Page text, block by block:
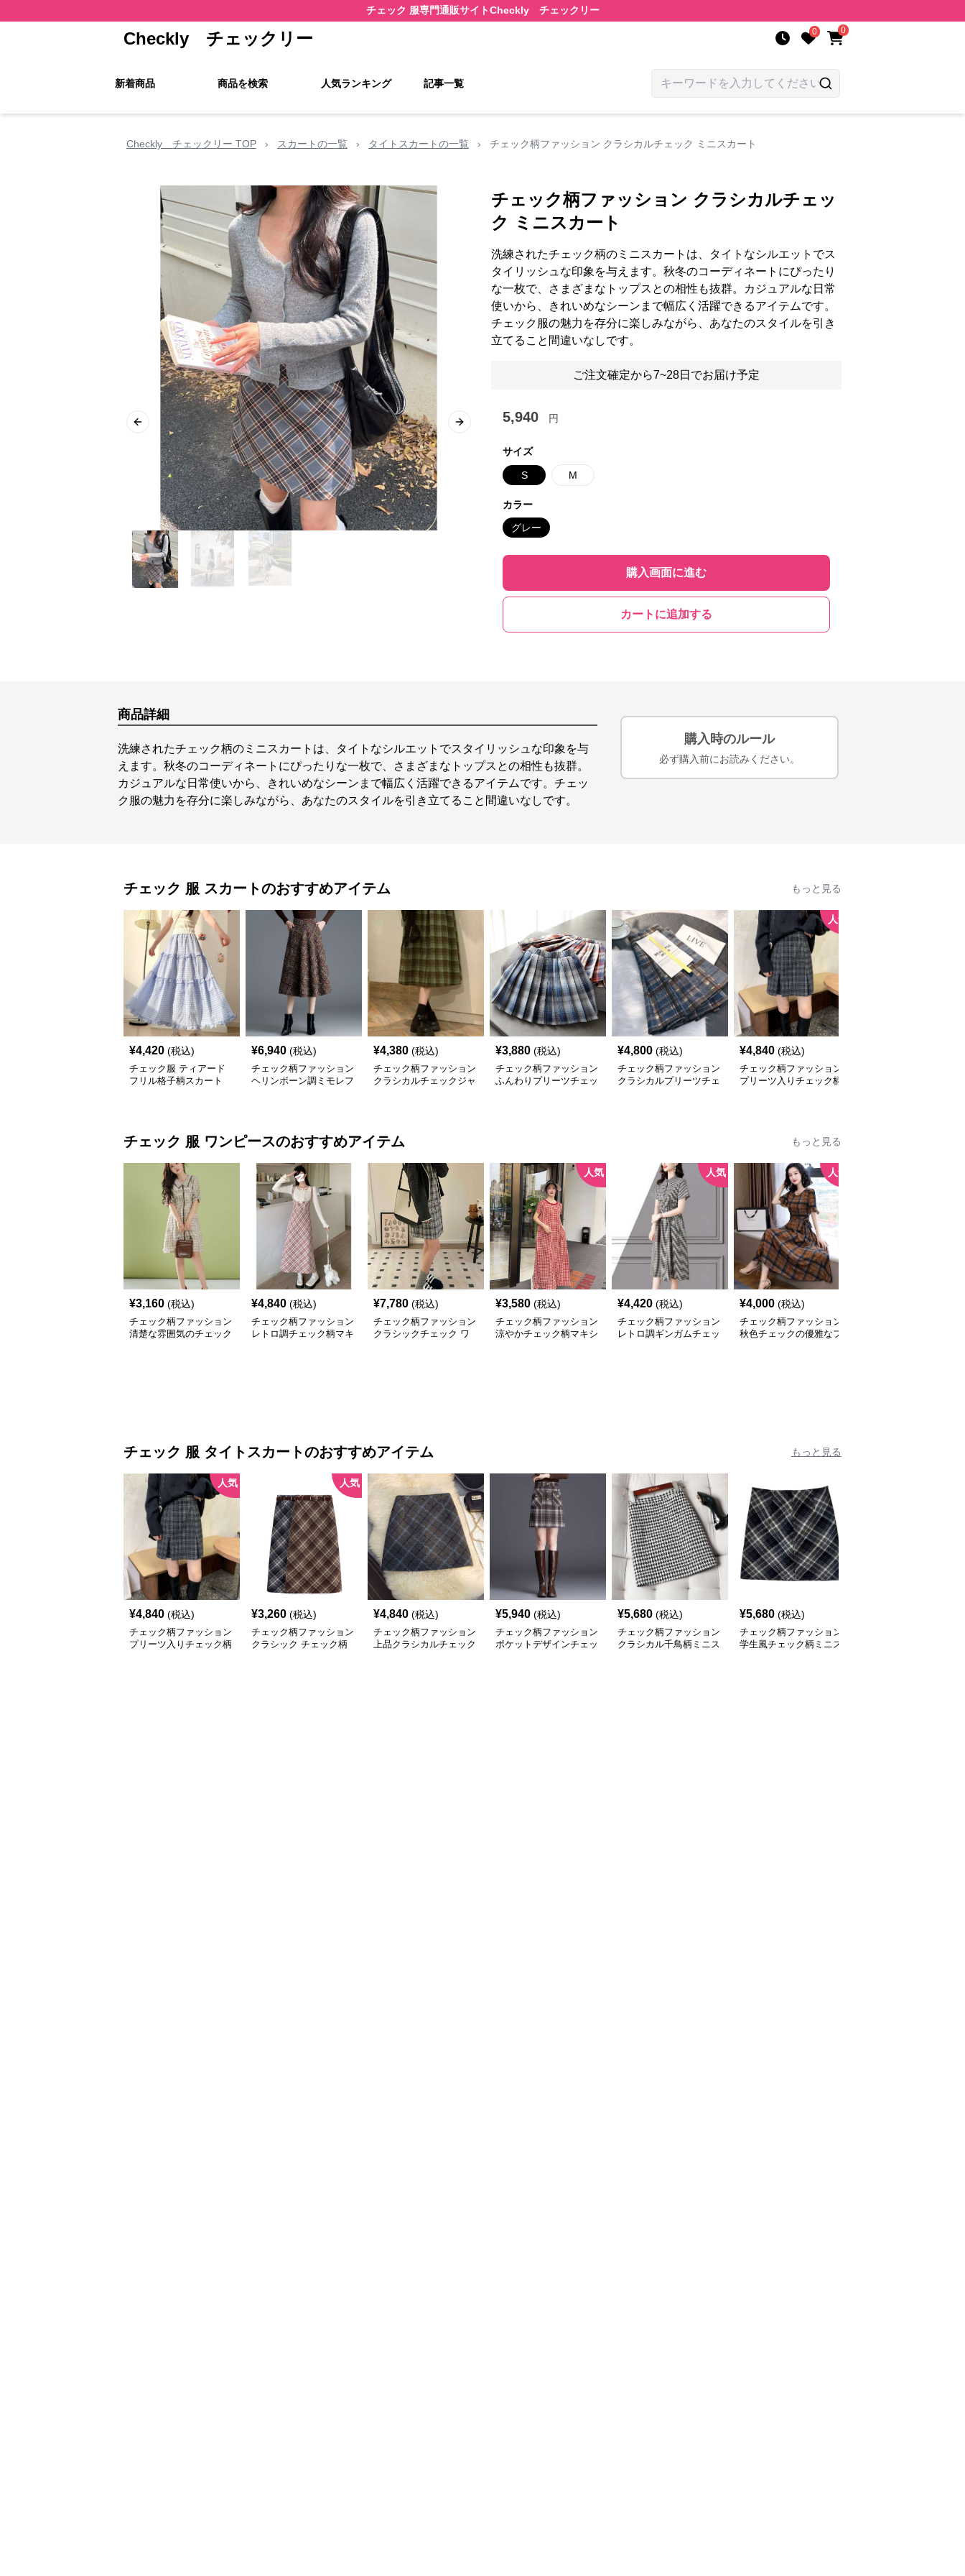
チェック 服専門通販サイトCheckly チェックリー
Checkly チェックリー 0 0
新着商品 商品を検索 人気ランキング 記事一覧
Checkly チェックリー TOP › スカートの一覧 › タイトスカートの一覧 › チェック柄ファッション クラシカルチェック ミニスカート
Previous slide Next slide
チェック柄ファッション クラシカルチェッ
ク ミニスカート
洗練されたチェック柄のミニスカートは、タイトなシルエットでス
タイリッシュな印象を与えます。秋冬のコーディネートにぴったり
な一枚で、さまざまなトップスとの相性も抜群。カジュアルな日常
使いから、きれいめなシーンまで幅広く活躍できるアイテムです。
チェック服の魅力を存分に楽しみながら、あなたのスタイルを引き
立てること間違いなしです。
ご注文確定から7~28日でお届け予定
5,940 円
サイズ
S M
カラー
グレー
購入画面に進む
カートに追加する
商品詳細
洗練されたチェック柄のミニスカートは、タイトなシルエットでスタイリッシュな印象を与
えます。秋冬のコーディネートにぴったりな一枚で、さまざまなトップスとの相性も抜群。
カジュアルな日常使いから、きれいめなシーンまで幅広く活躍できるアイテムです。チェッ
ク服の魅力を存分に楽しみながら、あなたのスタイルを引き立てること間違いなしです。
購入時のルール
必ず購入前にお読みください。
チェック 服 スカートのおすすめアイテム もっと見る
¥4,420 (税込)
チェック服 ティアード
フリル格子柄スカート
¥6,940 (税込)
チェック柄ファッション
ヘリンボーン調ミモレフ
¥4,380 (税込)
チェック柄ファッション
クラシカルチェックジャ
¥3,880 (税込)
チェック柄ファッション
ふんわりプリーツチェッ
¥4,800 (税込)
チェック柄ファッション
クラシカルプリーツチェ
人気
¥4,840 (税込)
チェック柄ファッション
プリーツ入りチェック柄
チェック 服 ワンピースのおすすめアイテム もっと見る
¥3,160 (税込)
チェック柄ファッション
清楚な雰囲気のチェック
¥4,840 (税込)
チェック柄ファッション
レトロ調チェック柄マキ
¥7,780 (税込)
チェック柄ファッション
クラシックチェック ワ
人気
¥3,580 (税込)
チェック柄ファッション
涼やかチェック柄マキシ
人気
¥4,420 (税込)
チェック柄ファッション
レトロ調ギンガムチェッ
人気
¥4,000 (税込)
チェック柄ファッション
秋色チェックの優雅なフ
チェック 服 タイトスカートのおすすめアイテム もっと見る
人気
¥4,840 (税込)
チェック柄ファッション
プリーツ入りチェック柄
人気
¥3,260 (税込)
チェック柄ファッション
クラシック チェック柄
¥4,840 (税込)
チェック柄ファッション
上品クラシカルチェック
¥5,940 (税込)
チェック柄ファッション
ポケットデザインチェッ
¥5,680 (税込)
チェック柄ファッション
クラシカル千鳥柄ミニス
¥5,680 (税込)
チェック柄ファッション
学生風チェック柄ミニス